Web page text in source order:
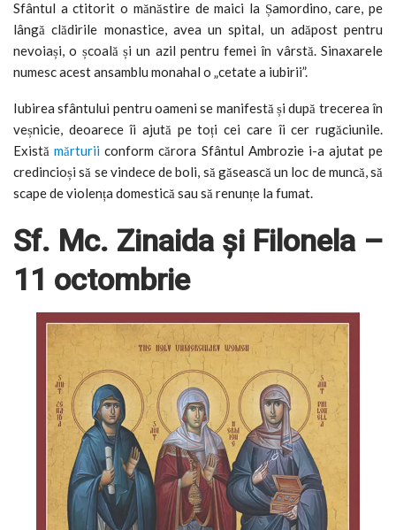
Sfântul a ctitorit o mănăstire de maici la Șamordino, care, pe
lângă clădirile monastice, avea un spital, un adăpost pentru
nevoiași, o școală și un azil pentru femei în vârstă. Sinaxarele
numesc acest ansamblu monahal o „cetate a iubirii”.
Iubirea sfântului pentru oameni se manifestă și după trecerea în
veșnicie, deoarece îi ajută pe toți cei care îi cer rugăciunile.
Existămărturii conform cărora Sfântul Ambrozie i-a ajutat pe
credincioși să se vindece de boli, să găsească un loc de muncă, să
scape de violența domestică sau să renunțe la fumat.
Sf. Mc. Zinaida și Filonela –
11 octombrie